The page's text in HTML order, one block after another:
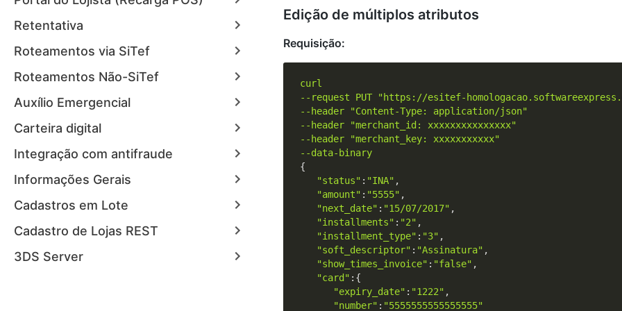
Retentativa
Roteamentos via SiTef
Roteamentos Não-SiTef
Auxílio Emergencial
Carteira digital
Integração com antifraude
Informações Gerais
Cadastros em Lote
Cadastro de Lojas REST
3DS Server
Edição de múltiplos atributos
Requisição:
--request
PUT
"https://esitef-
--header
"Content-Type: application/json"
--header
"merchant_id: xxxxxxxxxxxxxxx"
--header
"merchant_key: xxxxxxxxxxx"
--data-binary
{
"status" : "INA" ,
"amount" : "5555" ,
"next_date" : "15/07/2017" ,
"installments" : "2" ,
"installment_type" : "3" ,
"soft_descriptor" : "Assinatura" ,
"show_times_invoice" : "false" ,
"card" :{
"expiry_date" : "1222" ,
"number" : "5555555555555555"